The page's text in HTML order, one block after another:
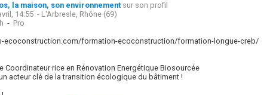
la maison, son environnement sur son profil
14:55 - L'Arbresle, Rhône (69)
- Pro
ecoconstruction.com/formation-ecoconstruction/formation-longue-creb/
Coordinateur·rice en Rénovation Energétique Biosourcée
acteur clé de la transition écologique du bâtiment !